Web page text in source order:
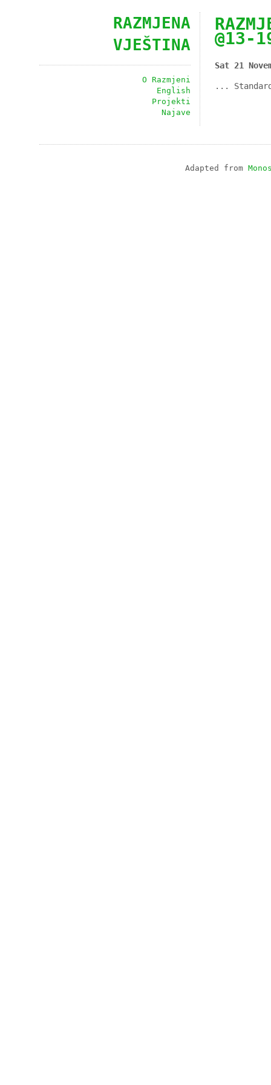
@13-
Sat 21
...
RAZMJENA
VJEŠTINA
O Razmjeni
English
Projekti
Najave
Adapted from